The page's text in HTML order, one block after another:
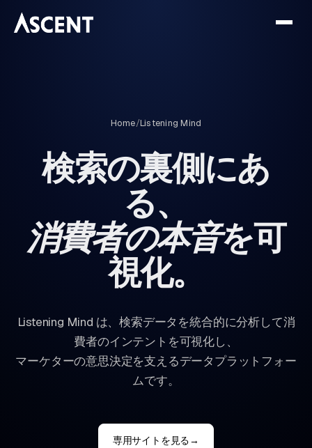
EV 充電 比較
Home/Listening Mind
検索の裏側にあ
る、
消費者の本音を可
視化。
Listening Mind は、検索データを統合的に分析して消
費者のインテントを可視化し、
マーケターの意思決定を支えるデータプラットフォー
ムです。
専用サイトを見る→